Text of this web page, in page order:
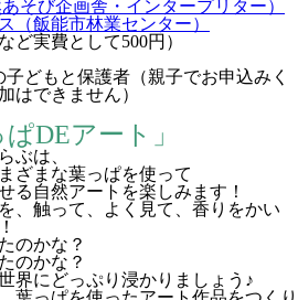
そび企画舎・インタープリター）
（飯能市林業センター）
ど実費として500円）
どもと保護者（親子でお申込みく
はできません）
ぱDEアート」
ぶは、
ざまな葉っぱを使って
る自然アートを楽しみます！
、触って、よく見て、香りをかい
のかな？
のかな？
界にどっぷり浸かりましょう♪